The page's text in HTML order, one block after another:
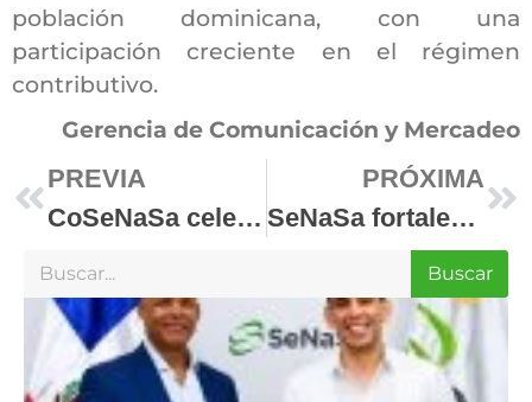
población dominicana, con una
participación creciente en el régimen
contributivo.
Gerencia de Comunicación y Mercadeo
PREVIA
CoSeNaSa celebra Reunión Ordinaria y define agenda estratégica 2026
PRÓXIMA
SeNaSa fortalece la transparencia con instalación de Buzón Físico de Denuncia Ciudadana
Buscar